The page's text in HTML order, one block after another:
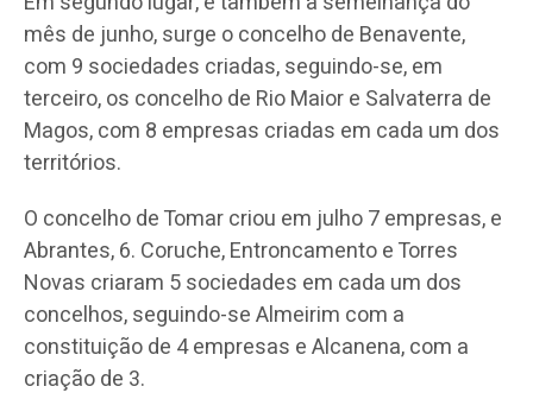
mês de junho, surge o concelho de Benavente,
com 9 sociedades criadas, seguindo-se, em
terceiro, os concelho de Rio Maior e Salvaterra de
Magos, com 8 empresas criadas em cada um dos
territórios.
O concelho de Tomar criou em julho 7 empresas, e
Abrantes, 6. Coruche, Entroncamento e Torres
Novas criaram 5 sociedades em cada um dos
concelhos, seguindo-se Almeirim com a
constituição de 4 empresas e Alcanena, com a
criação de 3.